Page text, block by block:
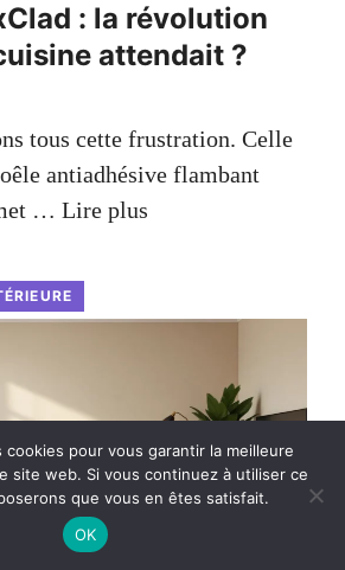
: la révolution
attendait ?
tous cette frustration. Celle
antiadhésive flambant
… Lire plus
cookies pour vous garantir la meilleure
site web. Si vous continuez à utiliser ce
que vous en êtes satisfait.
OK